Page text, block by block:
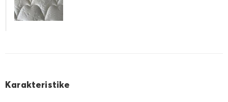
Karakteristike